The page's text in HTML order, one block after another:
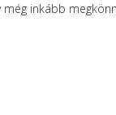
inkább